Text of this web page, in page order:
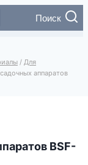
Поиск
/ Для
аппаратов
BSF-